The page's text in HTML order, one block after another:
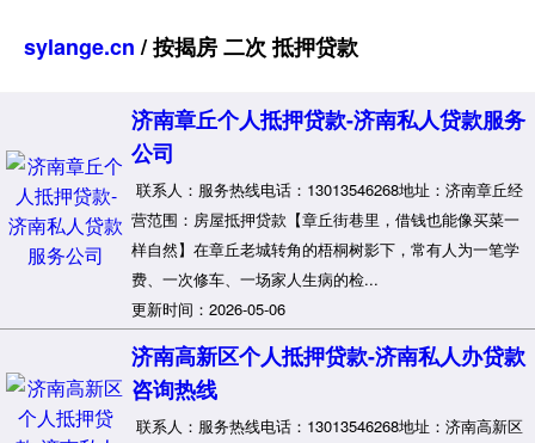
sylange.cn / 按揭房 二次 抵押贷款
济南章丘个人抵押贷款-济南私人贷款服务
公司
联系人：服务热线电话：13013546268地址：济南章丘经
营范围：房屋抵押贷款【章丘街巷里，借钱也能像买菜一
样自然】在章丘老城转角的梧桐树影下，常有人为一笔学
费、一次修车、一场家人生病的检...
更新时间：2026-05-06
济南高新区个人抵押贷款-济南私人办贷款
咨询热线
联系人：服务热线电话：13013546268地址：济南高新区